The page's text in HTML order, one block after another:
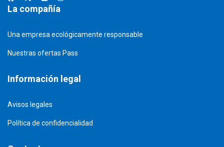
La compañía
Una empresa ecológicamente responsable
Nuestras ofertas Pass
Información legal
Avisos legales
Política de confidencialidad